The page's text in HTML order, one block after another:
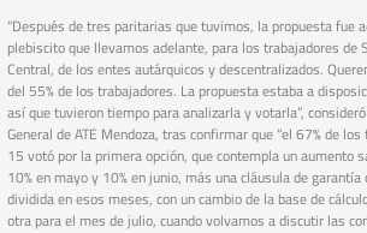
“Después de tres paritarias que tuvimos, la propuesta fue
plebiscito que llevamos adelante, para los trabajadores de
Central, de los entes autárquicos y descentralizados.
del 55% de los trabajadores. La propuesta estaba a
así que tuvieron tiempo para analizarla y votarla”,
General de ATE Mendoza, tras confirmar que “el 67% de
15 votó por la primera opción, que contempla un aumento
10% en mayo y 10% en junio, más una cláusula de
dividida en esos meses, con un cambio de la base de
otra para el mes de julio, cuando volvamos a discutir las